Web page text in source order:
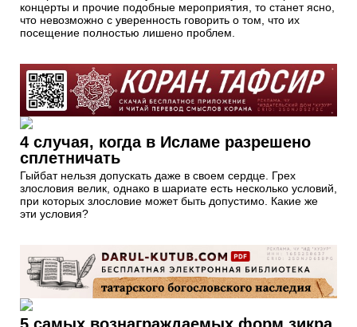
концерты и прочие подобные мероприятия, то станет ясно,
что невозможно с уверенность говорить о том, что их
посещение полностью лишено проблем.
4 случая, когда в Исламе разрешено
сплетничать
Гыйбат нельзя допускать даже в своем сердце. Грех
злословия велик, однако в шариате есть несколько условий,
при которых злословие может быть допустимо. Какие же
эти условия?
5 самых вознаграждаемых форм зикра